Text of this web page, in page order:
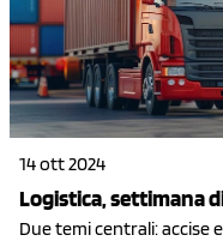
14 ott 2024
Logistica, settimana
Due temi centrali: accise